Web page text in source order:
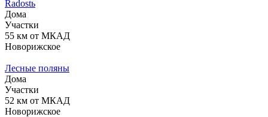
Radostь
Дома
Участки
55 км от МКАД
Новорижское
Лесные поляны
Дома
Участки
52 км от МКАД
Новорижское